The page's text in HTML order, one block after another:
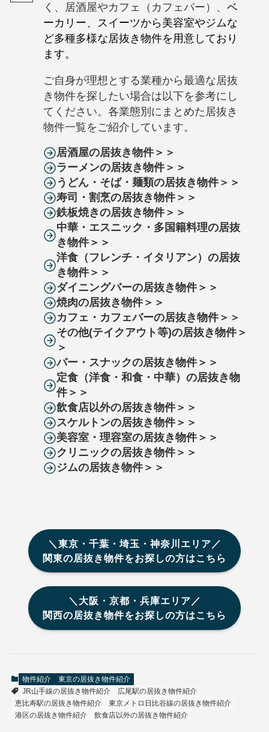
く、居酒屋やカフェ（カフェバー）、 ベ
ーカリー、スイーツから美容室やジムな
ど多種多様な居抜き物件を用意しており
ます。
ご自身が理想とする業種から最適な居抜
き物件を探したい場合は以下を参考にし
てください。各業態別にまとめた居抜き
物件一覧をご紹介しています。
居酒屋の居抜き物件＞＞
ラーメンの居抜き物件＞＞
うどん・そば・麺類の居抜き物件＞＞
寿司・割烹の居抜き物件＞＞
鉄板焼きの居抜き物件＞＞
中華・エスニック・多国籍料理の居抜
き物件＞＞
洋食（フレンチ・イタリアン）の居抜
き物件＞＞
ダイニングバーの居抜き物件＞＞
焼肉の居抜き物件＞＞
カフェ・カフェバーの居抜き物件＞＞
その他(テイクアウト等)の居抜き物件＞
＞
バー・スナックの居抜き物件＞＞
定食（洋食・和食・中華）の居抜き物
件＞＞
飲食店以外の居抜き物件＞＞
スケルトンの居抜き物件＞＞
美容室・理容室の居抜き物件＞＞
クリニックの居抜き物件＞＞
ジムの居抜き物件＞＞
＼東京・千葉・埼玉・神奈川エリア／
関東の居抜き物件をお探しの方はこちら
＼大阪・京都・兵庫エリア／
関西の居抜き物件をお探しの方はこちら
物件紹介
東京の居抜き物件紹介
JR山手線の居抜き物件紹介
広尾駅の居抜き物件紹介
恵比寿駅の居抜き物件紹介
東京メトロ日比谷線の居抜き物件紹介
港区の居抜き物件紹介
飲食店以外の居抜き物件紹介